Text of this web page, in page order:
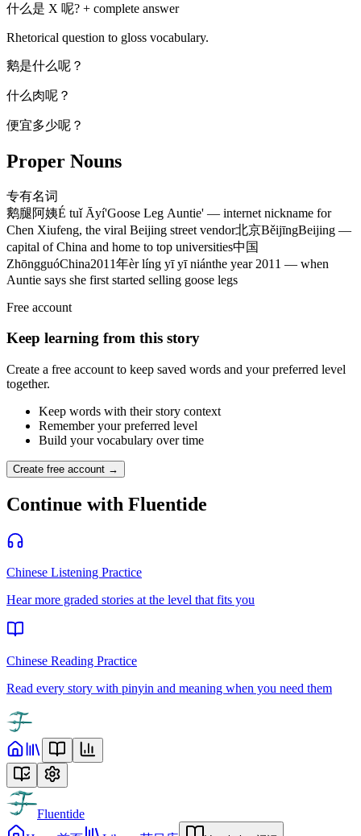
什么是 X 呢? + complete answer
Rhetorical question to gloss vocabulary.
鹅是什么呢？
什么肉呢？
便宜多少呢？
Proper Nouns
专有名词
鹅腿阿姨É tuǐ Āyí'Goose Leg Auntie' — internet nickname for
Chen Xiufeng, the viral Beijing street vendor北京BěijīngBeijing —
capital of China and home to top universities中国
ZhōngguóChina2011年èr líng yī yī niánthe year 2011 — when
Auntie says she first started selling goose legs
Free account
Keep learning from this story
Create a free account to keep saved words and your preferred level
together.
Keep words with their story context
Remember your preferred level
Build your vocabulary over time
Create free account →
Continue with Fluentide
Chinese Listening Practice
Hear more graded stories at the level that fits you
Chinese Reading Practice
Read every story with pinyin and meaning when you need them
Fluentide